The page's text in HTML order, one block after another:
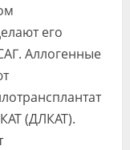
его
Аллогенные
(ДЛКАТ).